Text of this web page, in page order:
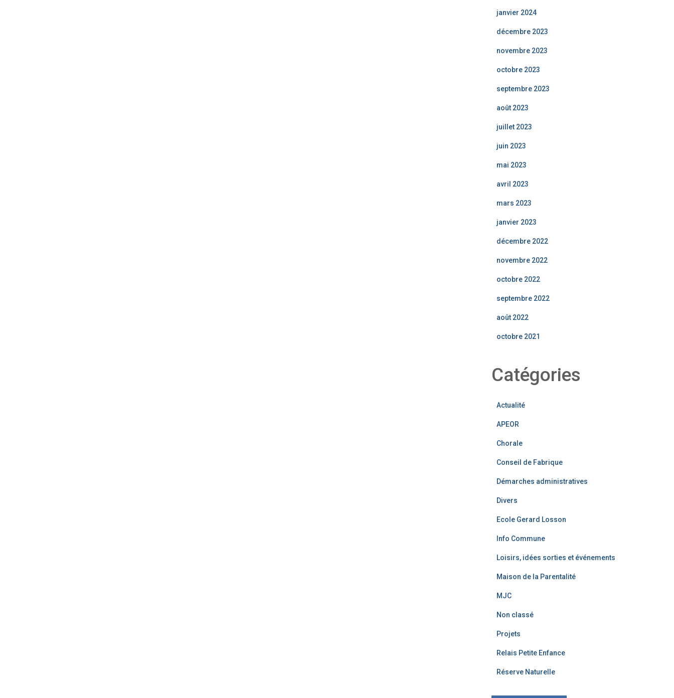
janvier 2024
décembre 2023
novembre 2023
octobre 2023
septembre 2023
août 2023
juillet 2023
juin 2023
mai 2023
avril 2023
mars 2023
janvier 2023
décembre 2022
novembre 2022
octobre 2022
septembre 2022
août 2022
octobre 2021
Catégories
Actualité
APEOR
Chorale
Conseil de Fabrique
Démarches administratives
Divers
Ecole Gerard Losson
Info Commune
Loisirs, idées sorties et événements
Maison de la Parentalité
MJC
Non classé
Projets
Relais Petite Enfance
Réserve Naturelle